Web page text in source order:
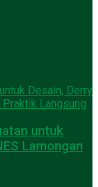
untuk
Lamongan